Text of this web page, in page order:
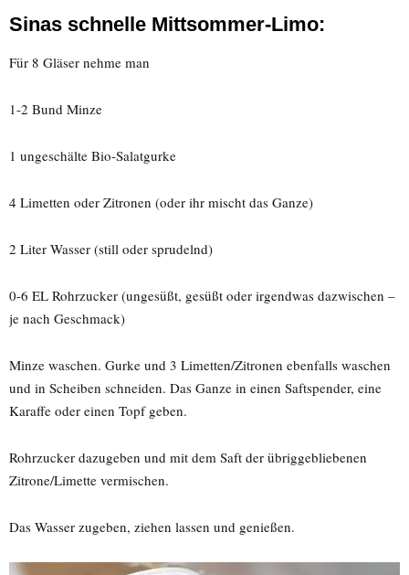
Sinas schnelle Mittsommer-Limo:
Für 8 Gläser nehme man
1-2 Bund Minze
1 ungeschälte Bio-Salatgurke
4 Limetten oder Zitronen (oder ihr mischt das Ganze)
2 Liter Wasser (still oder sprudelnd)
0-6 EL Rohrzucker (ungesüßt, gesüßt oder irgendwas dazwischen –
je nach Geschmack)
Minze waschen. Gurke und 3 Limetten/Zitronen ebenfalls waschen
und in Scheiben schneiden. Das Ganze in einen Saftspender, eine
Karaffe oder einen Topf geben.
Rohrzucker dazugeben und mit dem Saft der übriggebliebenen
Zitrone/Limette vermischen.
Das Wasser zugeben, ziehen lassen und genießen.